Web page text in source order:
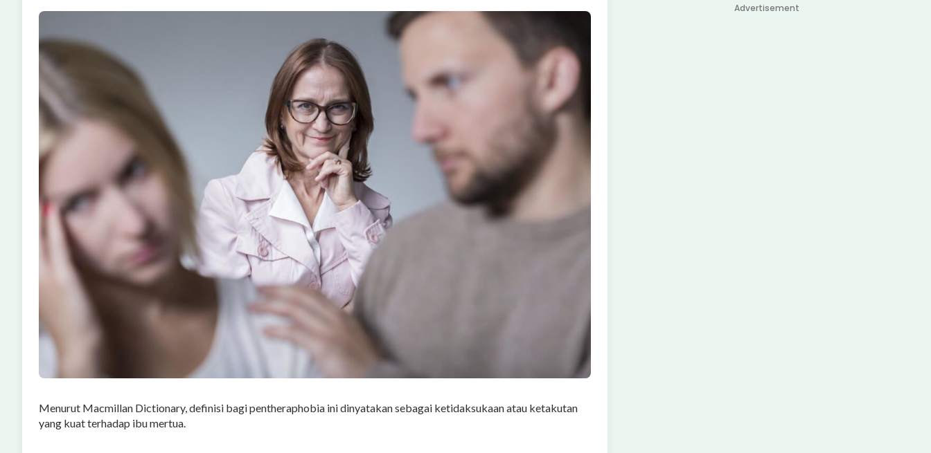
Menurut Macmillan Dictionary, definisi bagi pentheraphobia ini dinyatakan sebagai ketidaksukaan atau ketakutan
yang kuat terhadap ibu mertua.
Advertisement